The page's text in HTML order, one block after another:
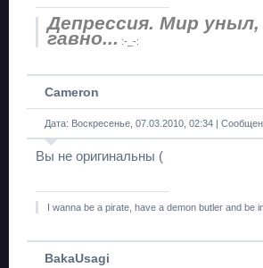
Депрессия. Мир уныл,
гавно... :-_-:
Cameron
Дата: Воскресенье, 07.03.2010, 02:34 |
Вы не оригинальны (
I wanna be a pirate, have a demon butler and be
BakaUsagi